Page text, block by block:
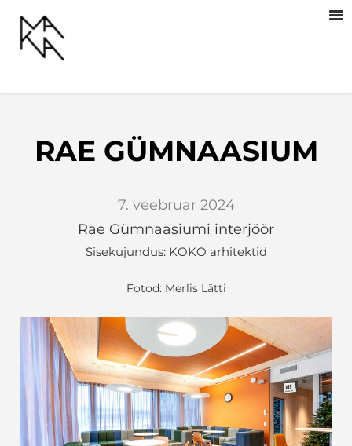
RAE GÜMNAASIUM
7. veebruar 2024
Rae Gümnaasiumi interjöör
Sisekujundus: KOKO arhitektid
Fotod: Merlis Lätti